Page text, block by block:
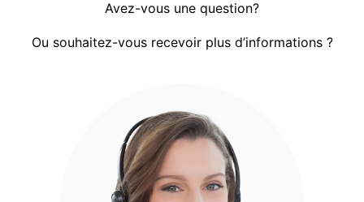
Avez-vous une question?
Ou souhaitez-vous recevoir plus d’informations ?